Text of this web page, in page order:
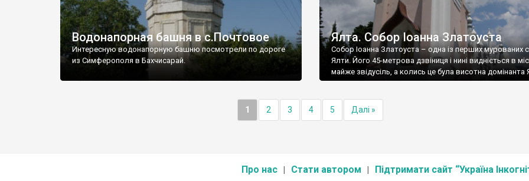
Водонапорная башня в с.Почтовое
Интересную водонапорную башню посмотрели по дороге
из Симферополя в Бахчисарай.
Ялта. Собор Іоанна Златоуста
Собор Іоанна Златоуста – одна із перших мурованих
Ялти. Його 45-метрова дзвіниця і нині видніється в
майже звідусіль, а колись це була висотна домінанта
1 2 3 4 5 Далі »
Про нас Стати автором Підтримати сайт “Україна